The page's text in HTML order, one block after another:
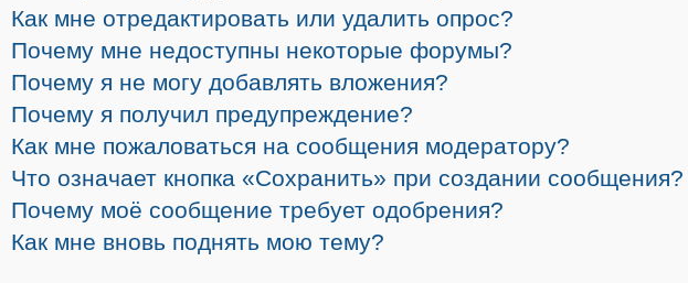
Как мне отредактировать или удалить опрос?
Почему мне недоступны некоторые форумы?
Почему я не могу добавлять вложения?
Почему я получил предупреждение?
Как мне пожаловаться на сообщения модератору?
Что означает кнопка «Сохранить» при создании сообщения?
Почему моё сообщение требует одобрения?
Как мне вновь поднять мою тему?